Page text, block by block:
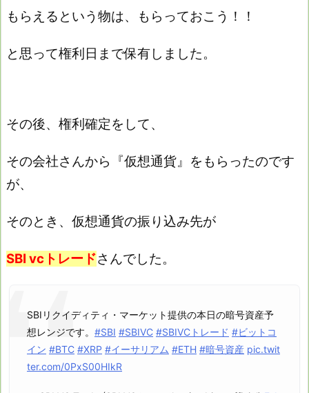
もらえるという物は、もらっておこう！！
と思って権利日まで保有しました。
その後、権利確定をして、
その会社さんから『仮想通貨』をもらったのです
が、
そのとき、仮想通貨の振り込み先が
SBI vcトレードさんでした。
SBIリクイディティ・マーケット提供の本日の暗号資産予
想レンジです。 #SBI #SBIVC #SBIVCトレード #ビットコ
イン #BTC #XRP #イーサリアム #ETH #暗号資産 pic.twit
ter.com/0PxS00HIkR